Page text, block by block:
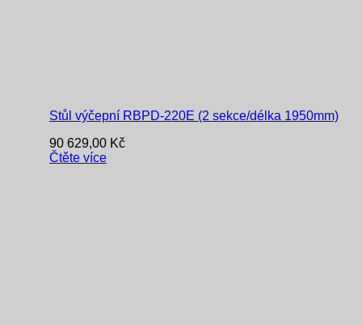
Stůl výčepní RBPD-220E (2 sekce/délka 1950mm)
90 629,00 Kč
Čtěte více